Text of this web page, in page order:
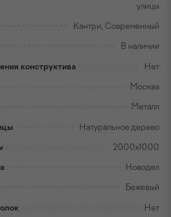
улицы
Кантри, Современный
В наличии
конструктива Нет
Москва
Металл
Натуральное дерево
2000x1000
Новодел
Бежевый
Нет